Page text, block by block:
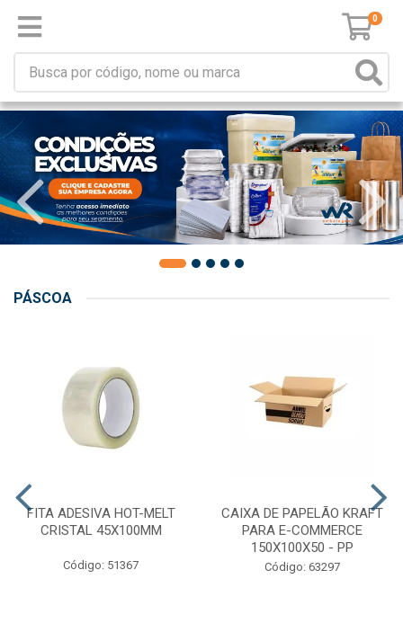
0
PÁSCOA
FITA ADESIVA HOT-MELT
CRISTAL 45X100MM
Código: 51367
CAIXA DE PAPELÃO KRAFT
PARA E-COMMERCE
150X100X50 - PP
Código: 63297